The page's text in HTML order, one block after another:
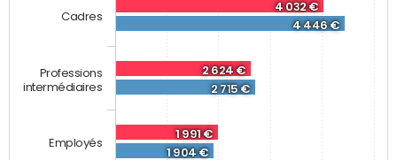
4 032 €
2 624 €
1 991 €
4 446 €
2 715 €
1 904 €
Cadres
Professions
intermédiaires
Employés